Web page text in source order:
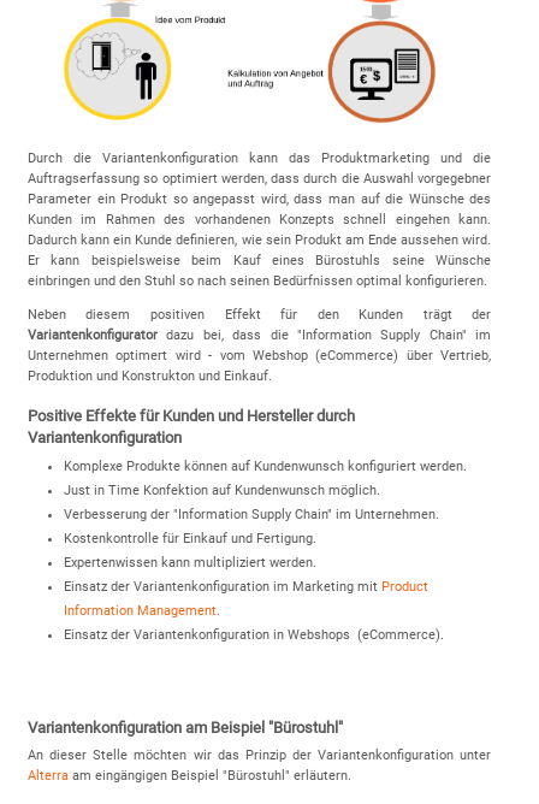
Durch die Variantenkonfiguration kann das Produktmarketing und die
Auftragserfassung so optimiert werden, dass durch die Auswahl vorgegebner
Parameter ein Produkt so angepasst wird, dass man auf die Wünsche des
Kunden im Rahmen des vorhandenen Konzepts schnell eingehen kann.
Dadurch kann ein Kunde definieren, wie sein Produkt am Ende aussehen wird.
Er kann beispielsweise beim Kauf eines Bürostuhls seine Wünsche
einbringen und den Stuhl so nach seinen Bedürfnissen optimal konfigurieren.
Neben diesem positiven Effekt für den Kunden trägt der
Variantenkonfiguratordazu bei, dass die "Information Supply Chain" im
Unternehmen optimert wird - vom Webshop (eCommerce) über Vertrieb,
Produktion und Konstrukton und Einkauf.
Positive Effekte für Kunden und Hersteller durch
Variantenkonfiguration
Komplexe Produkte können auf Kundenwunsch konfiguriert werden.
Just in Time Konfektion auf Kundenwunsch möglich.
Verbesserung der "Information Supply Chain" im Unternehmen.
Kostenkontrolle für Einkauf und Fertigung.
Expertenwissen kann multipliziert werden.
Einsatz der Variantenkonfiguration im Marketing mit Product
Information Management.
Einsatz der Variantenkonfiguration in Webshops (eCommerce).
Variantenkonfiguration am Beispiel "Bürostuhl"
An dieser Stelle möchten wir das Prinzip der Variantenkonfiguration unter
Alterraam eingängigen Beispiel "Bürostuhl" erläutern.